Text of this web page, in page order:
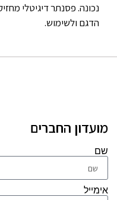
הדגם ולשימוש.
מועדון החברים
שם
אימייל